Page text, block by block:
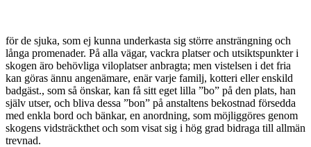
för de sjuka, som ej kunna underkasta sig större ansträngning och
långa promenader. På alla vägar, vackra platser och utsiktspunkter i
skogen äro behövliga viloplatser anbragta; men vistelsen i det fria
kan göras ännu angenämare, enär varje familj, kotteri eller enskild
badgäst., som så önskar, kan få sitt eget lilla ”bo” på den plats, han
själv utser, och bliva dessa ”bon” på anstaltens bekostnad för­sedda
med enkla bord och bänkar, en anordning, som möjliggöres genom
skogens vidsträckthet och som visat sig i hög grad bidraga till allmän
trevnad.